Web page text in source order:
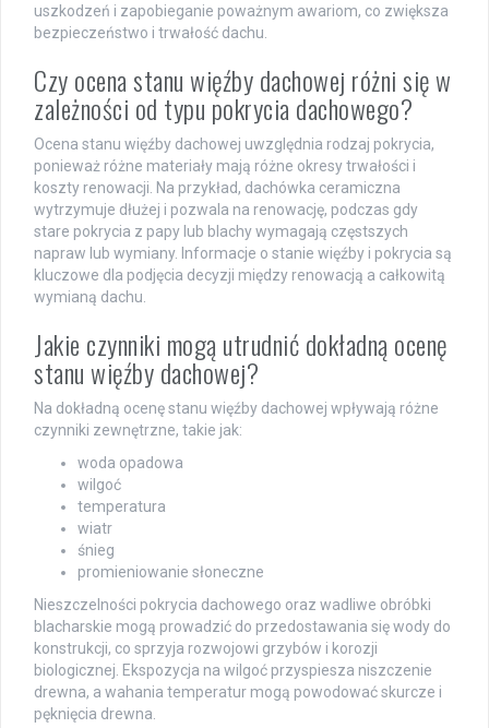
uszkodzeń i zapobieganie poważnym awariom, co zwiększa
bezpieczeństwo i trwałość dachu.
Czy ocena stanu więźby dachowej różni się w
zależności od typu pokrycia dachowego?
Ocena stanu więźby dachowej uwzględnia rodzaj pokrycia,
ponieważ różne materiały mają różne okresy trwałości i
koszty renowacji. Na przykład, dachówka ceramiczna
wytrzymuje dłużej i pozwala na renowację, podczas gdy
stare pokrycia z papy lub blachy wymagają częstszych
napraw lub wymiany. Informacje o stanie więźby i pokrycia są
kluczowe dla podjęcia decyzji między renowacją a całkowitą
wymianą dachu.
Jakie czynniki mogą utrudnić dokładną ocenę
stanu więźby dachowej?
Na dokładną ocenę stanu więźby dachowej wpływają różne
czynniki zewnętrzne, takie jak:
woda opadowa
wilgoć
temperatura
wiatr
śnieg
promieniowanie słoneczne
Nieszczelności pokrycia dachowego oraz wadliwe obróbki
blacharskie mogą prowadzić do przedostawania się wody do
konstrukcji, co sprzyja rozwojowi grzybów i korozji
biologicznej. Ekspozycja na wilgoć przyspiesza niszczenie
drewna, a wahania temperatur mogą powodować skurcze i
pęknięcia drewna.